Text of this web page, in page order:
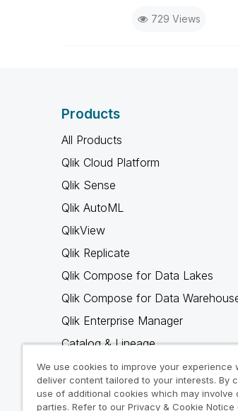
729 Views
Products
All Products
Qlik Cloud Platform
Qlik Sense
Qlik AutoML
QlikView
Qlik Replicate
Qlik Compose for Data Lakes
Qlik Compose for Data
Qlik Enterprise Manager
Catalog & Lineage
Qlik Gold Client
Why Qlik
We use cookies to improve your experience
deliver content tailored to your interests. By
use of additional cookies which may involve
parties. Refer to our Privacy & Cookie Notice